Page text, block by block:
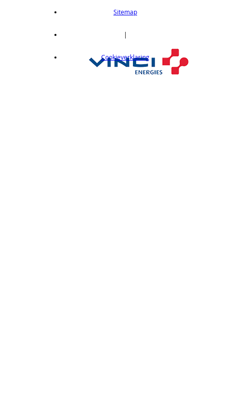
Sitemap
|
Cookieverklaring